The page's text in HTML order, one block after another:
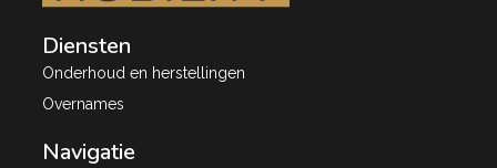
Diensten
Onderhoud en herstellingen
Overnames
Navigatie